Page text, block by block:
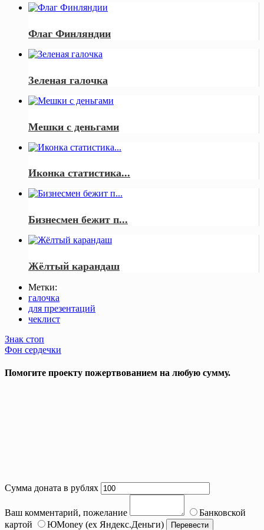
Флаг Финляндии
Зеленая галочка
Мешки с деньгами
Иконка статистика...
Бизнесмен бежит п...
Жёлтый карандаш
Метки:
галочка
для презентаций
чеклист
Post
navigation
Знак стоп
Фон сердечки
Помогите проекту пожертвованием на любую сумму.
Сумма доната в рублях
Ваш комментарий, пожелание
Банковской
картой
ЮMoney (ex Яндекс.Деньги)